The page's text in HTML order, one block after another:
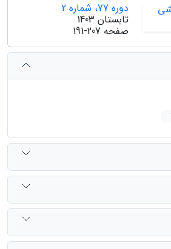
دوره 77، شماره 2
تابستان 1403
صفحه 191-207